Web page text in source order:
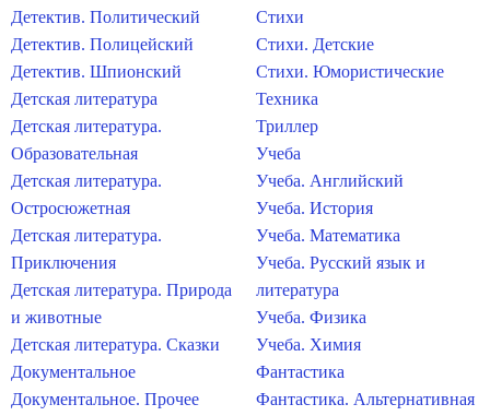
Детектив. Политический
Детектив. Полицейский
Детектив. Шпионский
Детская литература
Детская литература.
Образовательная
Детская литература.
Остросюжетная
Детская литература.
Приключения
Детская литература. Природа
и животные
Детская литература. Сказки
Документальное
Документальное. Прочее
Стихи
Стихи. Детские
Стихи. Юмористические
Техника
Триллер
Учеба
Учеба. Английский
Учеба. История
Учеба. Математика
Учеба. Русский язык и
литература
Учеба. Физика
Учеба. Химия
Фантастика
Фантастика. Альтернативная